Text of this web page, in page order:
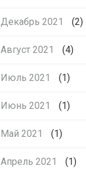
Декабрь 2021 (2)
Август 2021 (4)
Июль 2021 (1)
Июнь 2021 (1)
Май 2021 (1)
Апрель 2021 (1)